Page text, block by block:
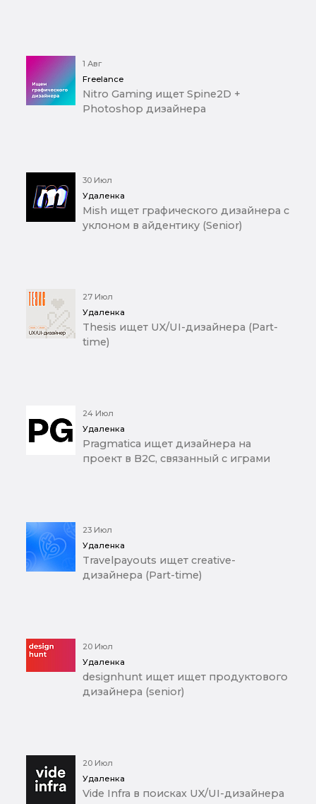
1 Авг
Freelance
Nitro Gaming ищет Spine2D +
Photoshop дизайнера
30 Июл
Удаленка
Mish ищет графического дизайнера с
уклоном в айдентику (Senior)
27 Июл
Удаленка
Thesis ищет UX/UI-дизайнера (Part-
time)
24 Июл
Удаленка
Pragmatica ищет дизайнера на
проект в B2C, связанный с играми
23 Июл
Удаленка
Travelpayouts ищет creative-
дизайнера (Part-time)
20 Июл
Удаленка
designhunt ищет ищет продуктового
дизайнера (senior)
20 Июл
Удаленка
Vide Infra в поисках UX/UI-дизайнера